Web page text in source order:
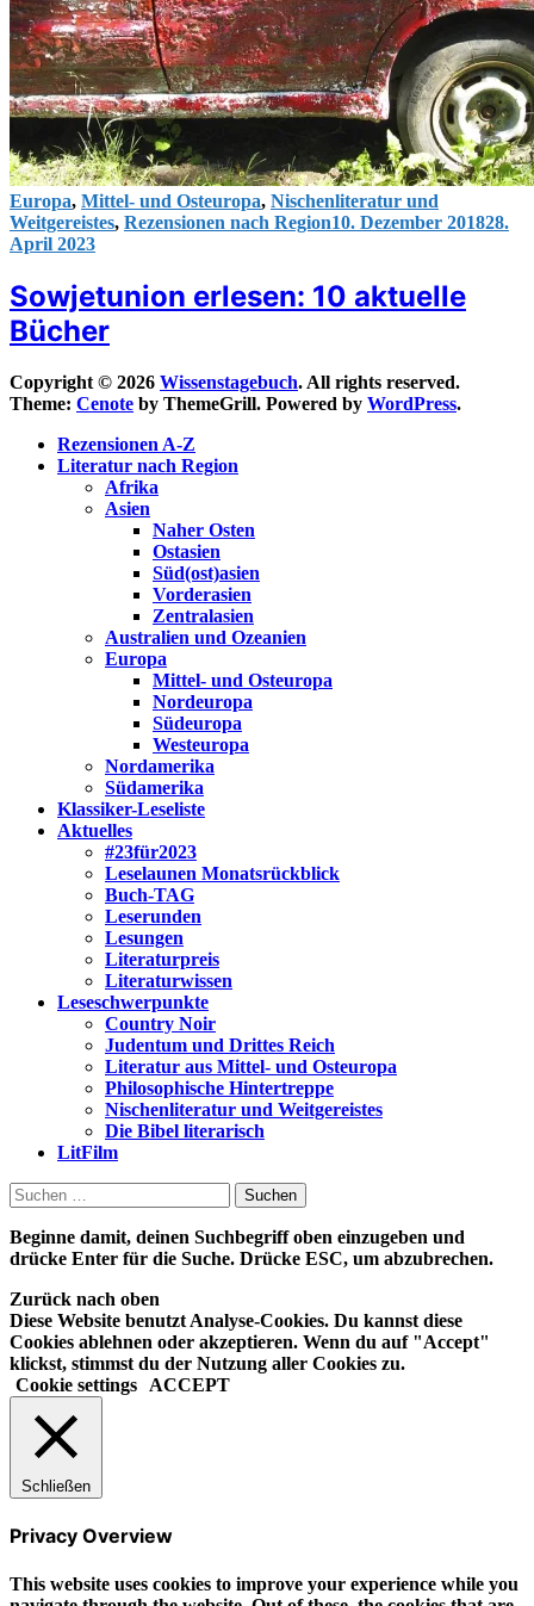
Europa, Mittel- und Osteuropa, Nischenliteratur und
Weitgereistes, Rezensionen nach Region10. Dezember 201828.
April 2023
Sowjetunion erlesen: 10 aktuelle
Bücher
Copyright © 2026 Wissenstagebuch. All rights reserved.
Theme: Cenote by ThemeGrill. Powered by WordPress.
Rezensionen A-Z
Literatur nach Region
Afrika
Asien
Naher Osten
Ostasien
Süd(ost)asien
Vorderasien
Zentralasien
Australien und Ozeanien
Europa
Mittel- und Osteuropa
Nordeuropa
Südeuropa
Westeuropa
Nordamerika
Südamerika
Klassiker-Leseliste
Aktuelles
#23für2023
Leselaunen Monatsrückblick
Buch-TAG
Leserunden
Lesungen
Literaturpreis
Literaturwissen
Leseschwerpunkte
Country Noir
Judentum und Drittes Reich
Literatur aus Mittel- und Osteuropa
Philosophische Hintertreppe
Nischenliteratur und Weitgereistes
Die Bibel literarisch
LitFilm
Suchen
nach:
Beginne damit, deinen Suchbegriff oben einzugeben und
drücke Enter für die Suche. Drücke ESC, um abzubrechen.
Zurück nach oben
Diese Website benutzt Analyse-Cookies. Du kannst diese
Cookies ablehnen oder akzeptieren. Wenn du auf "Accept"
klickst, stimmst du der Nutzung aller Cookies zu.
Cookie settings
ACCEPT
Schließen
Privacy Overview
This website uses cookies to improve your experience while you